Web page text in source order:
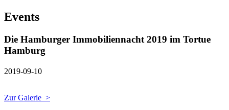
Events
Die Hamburger Immobiliennacht 2019 im Tortue
Hamburg
2019-09-10
Zur Galerie >